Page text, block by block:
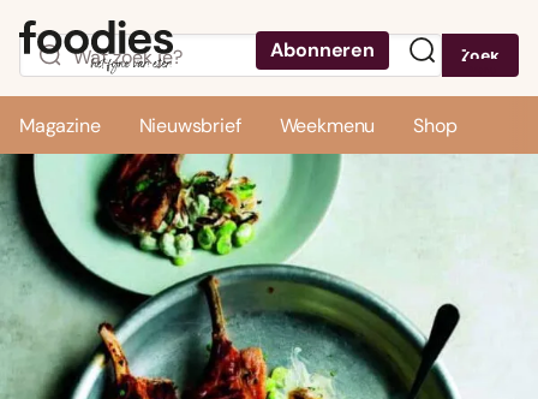
Abonneren Zoek
Magazine Nieuwsbrief Weekmenu Shop